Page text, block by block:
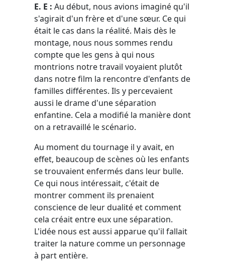
E. E : Au début, nous avions imaginé qu'il
s'agirait d'un frère et d'une sœur. Ce qui
était le cas dans la réalité. Mais dès le
montage, nous nous sommes rendu
compte que les gens à qui nous
montrions notre travail voyaient plutôt
dans notre film la rencontre d'enfants de
familles différentes. Ils y percevaient
aussi le drame d'une séparation
enfantine. Cela a modifié la manière dont
on a retravaillé le scénario.
Au moment du tournage il y avait, en
effet, beaucoup de scènes où les enfants
se trouvaient enfermés dans leur bulle.
Ce qui nous intéressait, c'était de
montrer comment ils prenaient
conscience de leur dualité et comment
cela créait entre eux une séparation.
L'idée nous est aussi apparue qu'il fallait
traiter la nature comme un personnage
à part entière.